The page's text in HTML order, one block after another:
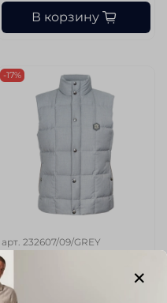
В корзину
-17%
арт. 232607/09/GREY
Жилет ENRICO CERINI
Размер